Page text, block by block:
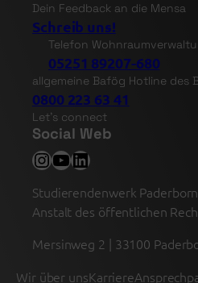
Dein Feedback an die Mensa
Schreib uns!
Telefon
05251 89207-680
allgemeine Bafög Hotline des
0800 223 63 41
Let’s connect
Social Web
Instagram
YouTube
LinkedIn
Studierendenwerk Paderborn
Anstalt des öffentlichen
Mersinweg 2 | 33100
Wir über unsKarriere